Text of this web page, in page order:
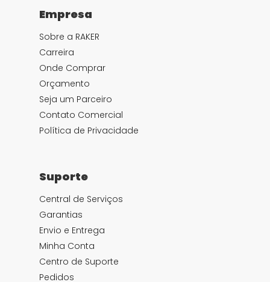
Empresa
Sobre a RAKER
Carreira
Onde Comprar
Orçamento
Seja um Parceiro
Contato Comercial
Política de Privacidade
Suporte
Central de Serviços
Garantias
Envio e Entrega
Minha Conta
Centro de Suporte
Pedidos